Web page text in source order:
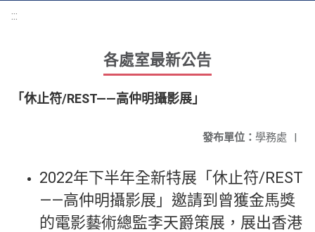
:::
各處室最新公告
「休止符/REST——高仲明攝影展」
發布單位： 學務處 |
2022年下半年全新特展「休止符/REST
——高仲明攝影展」邀請到曾獲金馬獎
的電影藝術總監李天爵策展，展出香港